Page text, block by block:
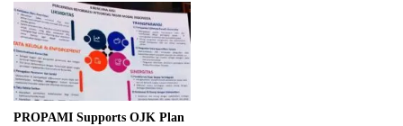
PROPAMI Supports OJK Plan